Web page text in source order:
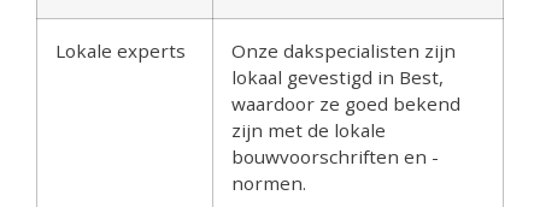
Lokale experts
Onze dakspecialisten zijn
lokaal gevestigd in Best,
waardoor ze goed bekend
zijn met de lokale
bouwvoorschriften en -
normen.